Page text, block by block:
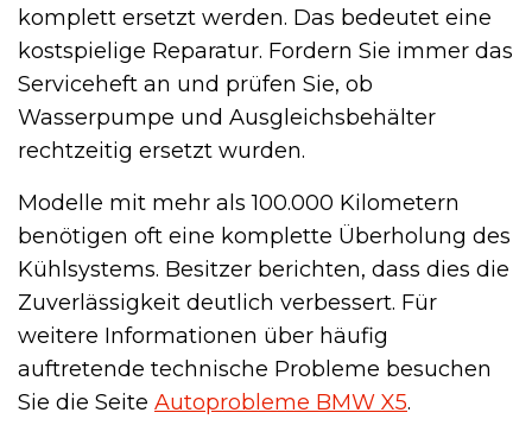
komplett ersetzt werden. Das bedeutet eine
kostspielige Reparatur. Fordern Sie immer das
Serviceheft an und prüfen Sie, ob
Wasserpumpe und Ausgleichsbehälter
rechtzeitig ersetzt wurden.
Modelle mit mehr als 100.000 Kilometern
benötigen oft eine komplette Überholung des
Kühlsystems. Besitzer berichten, dass dies die
Zuverlässigkeit deutlich verbessert. Für
weitere Informationen über häufig
auftretende technische Probleme besuchen
Sie die Seite Autoprobleme BMW X5.